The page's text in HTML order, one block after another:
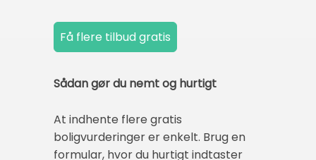
Sådan gør du nemt og hurtigt
At indhente flere gratis
boligvurderinger er enkelt. Brug en
formular, hvor du hurtigt indtaster